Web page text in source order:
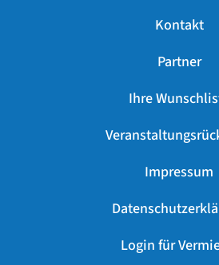
Kontakt
Partner
Ihre
Impressum
Login für